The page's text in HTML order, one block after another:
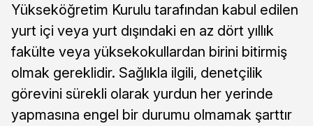
Yükseköğretim Kurulu tarafından kabul edilen
yurt içi veya yurt dışındaki en az dört yıllık
fakülte veya yüksekokullardan birini bitirmiş
olmak gereklidir. Sağlıkla ilgili, denetçilik
görevini sürekli olarak yurdun her yerinde
yapmasına engel bir durumu olmamak şarttır